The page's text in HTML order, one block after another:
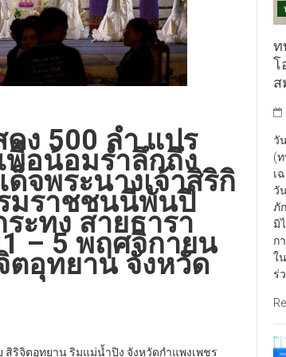
ง 500 ลำ แปร
อน้อมรำลึกถึง
จพระนางเจ้าสิริกิ
มราชชนนีพันปี
ะทง สายธารา
– 5 พฤศจิกายน
อุทยาน จังหวัด
สิริจิตอุทยาน ริมแม่น้ำปิง จังหวัดกำแพงเพชร
ท
โ
ส
วั
(
เ
วั
ภั
มิ
ก
ใ
ร่